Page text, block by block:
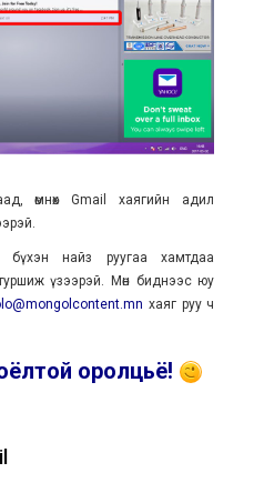
өмнөх Gmail хаягийн адил
найз руугаа хамтдаа
үзээрэй. Мөн биднээс юу
хаяг руу ч
оролцьё!